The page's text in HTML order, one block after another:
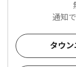
通知
タウ